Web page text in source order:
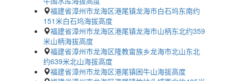
福建省漳州市龙海区港尾镇龙海市白石坞东南约
151米白石坞海拔高度
福建省漳州市龙海区港尾镇龙海市山柄东北约359
米山柄海拔高度
福建省漳州市龙海区隆教畲族乡龙海市北山东北
约639米北山海拔高度
福建省漳州市龙海区港尾镇困牛山海拔高度